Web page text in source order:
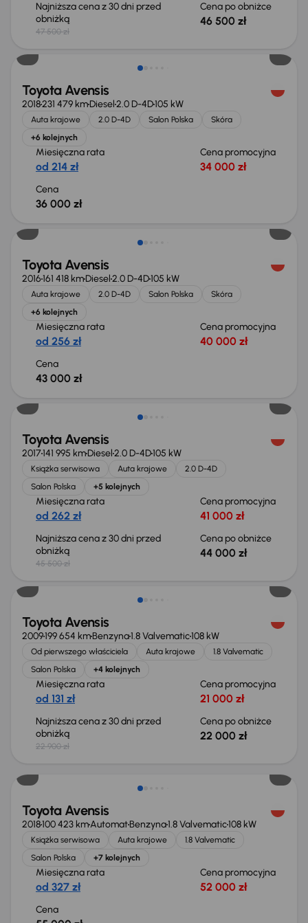
Najniższa cena z 30 dni przed
obniżką
47 500 zł
Cena po obniżce
46 500 zł
Toyota Avensis
2018231 479 kmDiesel2.0 D-4D105 kW
Auta krajowe 2.0 D-4D Salon Polska
Skóra
+6 kolejnych
Miesięczna rata
od 214 zł
Cena promocyjna
34 000 zł
Cena
36 000 zł
Toyota Avensis
2016161 418 kmDiesel2.0 D-4D105 kW
Auta krajowe 2.0 D-4D Salon Polska
Skóra
+6 kolejnych
Miesięczna rata
od 256 zł
Cena promocyjna
40 000 zł
Cena
43 000 zł
Toyota Avensis
2017141 995 kmDiesel2.0 D-4D105 kW
Książka serwisowa Auta krajowe
2.0 D-4D
Salon Polska
+5 kolejnych
Miesięczna rata
od 262 zł
Cena promocyjna
41 000 zł
Najniższa cena z 30 dni przed
obniżką
45 500 zł
Cena po obniżce
44 000 zł
Taniej o 900 zł
Toyota Avensis
2009199 654 kmBenzyna1.8 Valvematic108 kW
Od pierwszego właściciela Auta krajowe
1.8 Valvematic
Salon Polska
+4 kolejnych
Miesięczna rata
od 131 zł
Cena promocyjna
21 000 zł
Najniższa cena z 30 dni przed
obniżką
22 900 zł
Cena po obniżce
22 000 zł
Toyota Avensis
2018100 423 kmAutomatBenzyna1.8 Valvematic108 kW
Książka serwisowa Auta krajowe
1.8 Valvematic
Salon Polska
+7 kolejnych
Miesięczna rata
od 327 zł
Cena promocyjna
52 000 zł
Cena